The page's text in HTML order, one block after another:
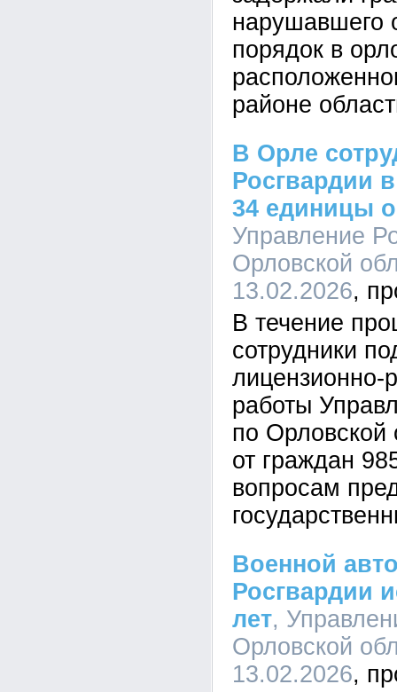
нарушавшего
порядок в
районе
В Орле
Росгвардии
34 единицы
Управление
Орловской
13.02.2026
В течение
сотрудники
лицензионно-
работы
по Орловской
от граждан
вопросам
Военной
Росгвардии
лет,
Орловской
13.02.2026